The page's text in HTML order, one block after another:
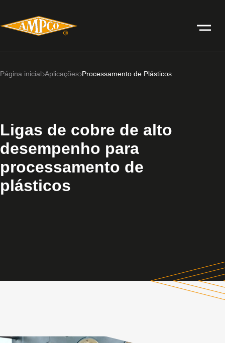
Página inicial Aplicações Processamento de Plásticos
Ligas de cobre de alto
desempenho para
processamento de
plásticos